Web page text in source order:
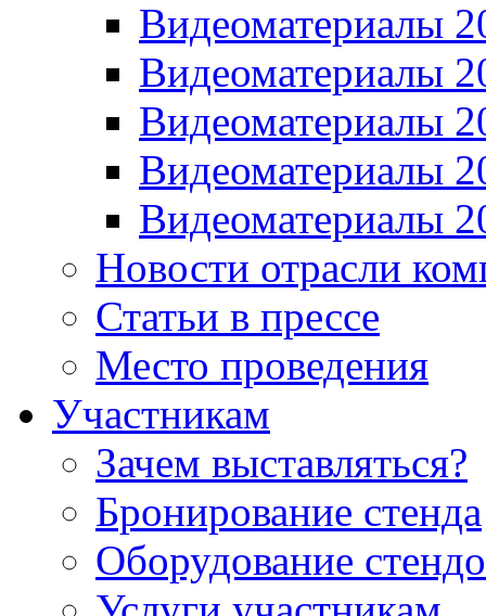
Видеоматериалы
Видеоматериалы
Видеоматериалы
Видеоматериалы
Видеоматериалы
Новости отрасли
Статьи в прессе
Место проведения
Участникам
Зачем выставляться?
Бронирование стенда
Оборудование